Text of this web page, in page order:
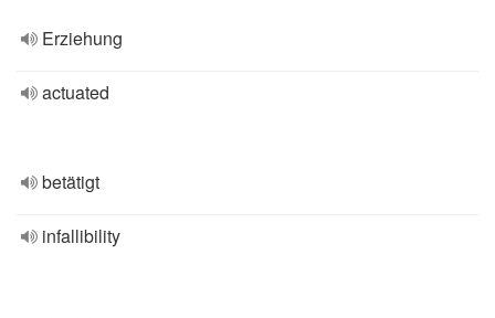
Erziehung
actuated
betätigt
infallibility